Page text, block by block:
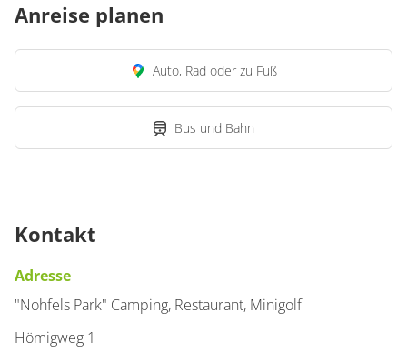
Anreise planen
Auto, Rad oder zu Fuß
Bus und Bahn
Kontakt
Adresse
"Nohfels Park" Camping, Restaurant, Minigolf
Hömigweg 1